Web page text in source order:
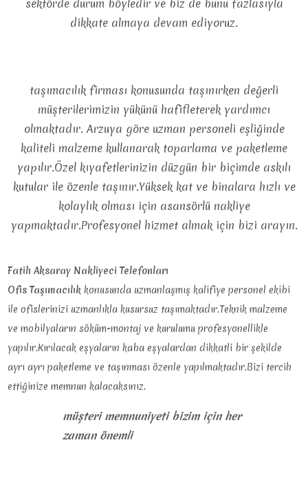
sektörde durum böyledir ve biz de bunu fazlasıyla
dikkate almaya devam ediyoruz.
taşımacılık firması konusunda taşınırken değerli
müşterilerimizin yükünü hafifleterek yardımcı
olmaktadır. Arzuya göre uzman personeli eşliğinde
kaliteli malzeme kullanarak toparlama ve paketleme
yapılır.Özel kıyafetlerinizin düzgün bir biçimde askılı
kutular ile özenle taşınır.Yüksek kat ve binalara hızlı ve
kolaylık olması için asansörlü nakliye
yapmaktadır.Profesyonel hizmet almak için bizi arayın.
Fatih Aksaray Nakliyeci Telefonları
Ofis Taşımacılık konusunda uzmanlaşmış kalifiye personel ekibi
ile ofislerinizi uzmanlıkla kusursuz taşımaktadır.Teknik malzeme
ve mobilyaların söküm-montaj ve kurulumu profesyonellikle
yapılır.Kırılacak eşyaların kaba eşyalardan dikkatli bir şekilde
ayrı ayrı paketleme ve taşınması özenle yapılmaktadır.Bizi tercih
ettiğinize memnun kalacaksınız.
müşteri memnuniyeti bizim için her
zaman önemli